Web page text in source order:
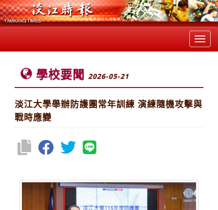
學校要聞 2026-05-21
淡江大學舉辦防護團常年訓練 演練隨機攻擊與
戰時應變